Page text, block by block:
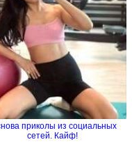
приколы из социальных
сетей. Кайф!